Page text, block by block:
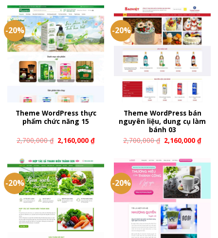
-20%
Theme WordPress thực
phẩm chức năng 15
2,700,000₫ 2,160,000₫
-20%
Theme WordPress bán
nguyên liệu, dung cụ làm
bánh 03
2,700,000₫ 2,160,000₫
-20% -20%